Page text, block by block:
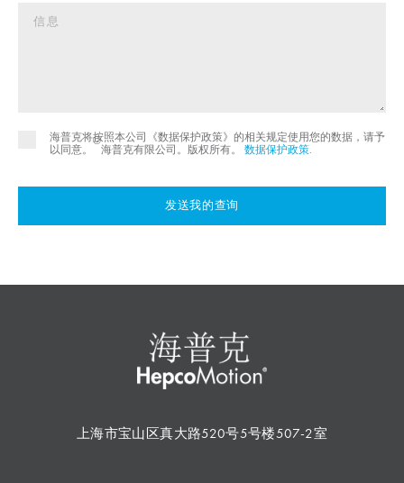
海普克将按照本公司《数据保护政策》的相关规定使用您的数据，请予
以同意。
©
海普克有限公司。版权所有。 数据保护政策.
发送我的查询
上海市宝山区真大路520号5号楼507-2室